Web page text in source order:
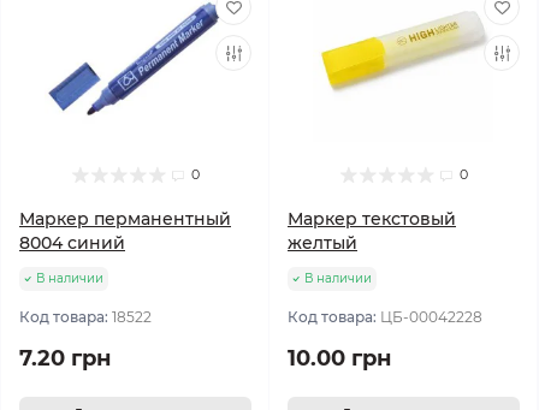
0
Маркер перманентный
8004 синий
В наличии
Код товара: 18522
7.20 грн
0
Маркер текстовый
желтый
В наличии
Код товара: ЦБ-00042228
10.00 грн